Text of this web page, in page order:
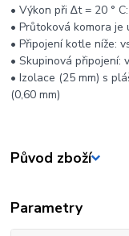
• Výkon při ∆t = 20 °
• Průtoková komora
• Připojení kotle níže:
• Skupinová připojení:
• Izolace (25 mm) s
(0,60 mm)
Původ zboží
Parametry